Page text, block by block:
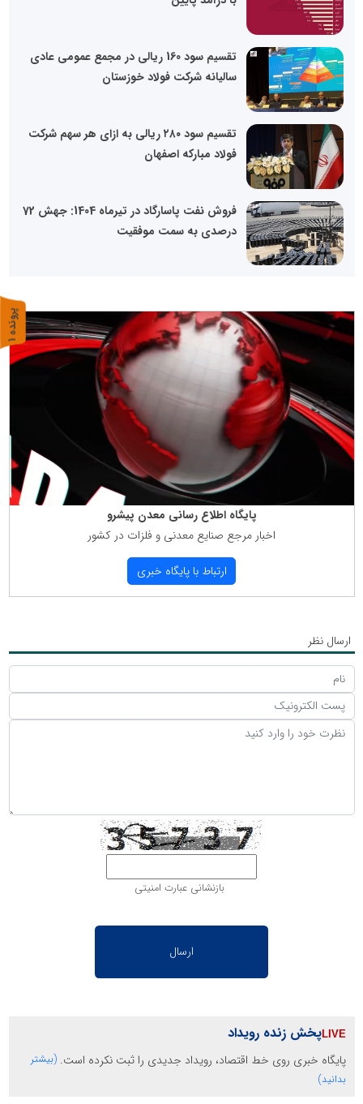
تقسیم سود 160 ریالی در مجمع عمومی عادی
سالیانه شرکت فولاد خوزستان
تقسیم سود ۲۸۰ ریالی به ازای هر سهم شرکت
فولاد مبارکه اصفهان
فروش نفت پاسارگاد در تیرماه 1404: جهش 72
درصدی به سمت موفقیت
پایگاه اطلاع رسانی معدن پیشرو
اخبار مرجع صنایع معدنی و فلزات در كشور
ارتباط با پایگاه خبری
ارسال نظر
بازنشانی عبارت امنیتی
پخش زنده رویداد
پایگاه خبری روی خط اقتصاد، رویداد جدیدی را ثبت نکرده است. (بیشتر
بدانید)
پ
ر
و
ن
د
ه
1